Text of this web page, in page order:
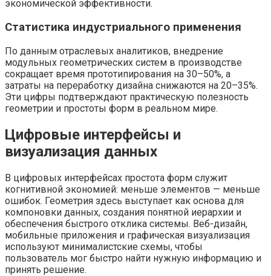
экономической эффективности.
Статистика индустриального применения
По данным отраслевых аналитиков, внедрение
модульных геометрических систем в производстве
сокращает время прототипирования на 30–50%, а
затраты на переработку дизайна снижаются на 20–35%.
Эти цифры подтверждают практическую полезность
геометрии и простоты форм в реальном мире.
Цифровые интерфейсы и
визуализация данных
В цифровых интерфейсах простота форм служит
когнитивной экономией: меньше элементов — меньше
ошибок. Геометрия здесь выступает как основа для
компоновки данных, создания понятной иерархии и
обеспечения быстрого отклика системы. Веб-дизайн,
мобильные приложения и графическая визуализация
используют минималистские схемы, чтобы
пользователь мог быстро найти нужную информацию и
принять решение.